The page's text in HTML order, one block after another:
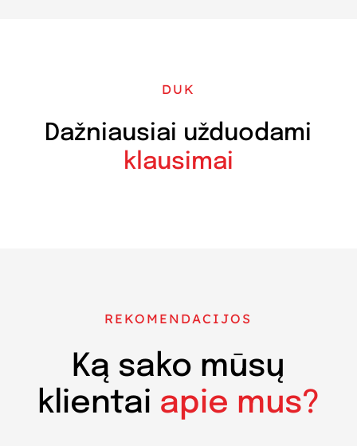
DUK
Dažniausiai užduodami
klausimai
REKOMENDACIJOS
Ką sako mūsų
klientai apie mus?